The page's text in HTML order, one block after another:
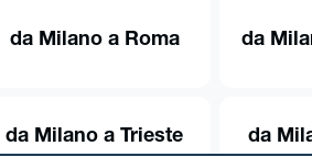
da Milano a Roma da
da Milano a Trieste da